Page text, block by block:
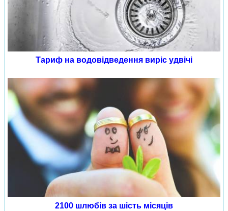
Тариф на водовідведення виріс удвічі
2100 шлюбів за шість місяців